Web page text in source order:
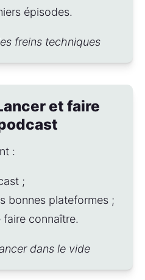
épisodes.
freins techniques
et faire
:
;
bonnes plateformes ;
connaître.
dans le vide